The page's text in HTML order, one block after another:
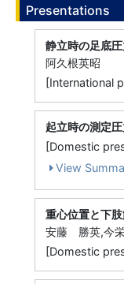
Presentations
静立時の足底
阿久根英昭
[International
起立時の測定
[Domestic
View
重心位置と下
安藤 勝英,今
[Domestic